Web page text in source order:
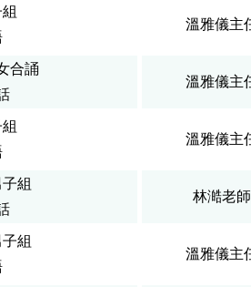
溫雅儀主
合誦
溫雅儀主
溫雅儀主
組
林澔老師
組
溫雅儀主